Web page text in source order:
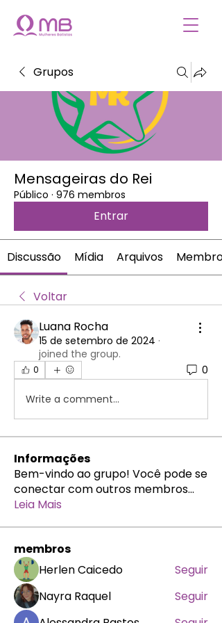
Grupos
Mensageiras do Rei
Público · 976 membros
Entrar
Discussão Mídia Arquivos Membros
Voltar
Luana Rocha
15 de setembro de 2024 ·
joined the group.
0 0
Write a comment...
Informações
Bem-vindo ao grupo! Você pode se
conectar com outros membros...
Leia Mais
membros
Herlen Caicedo
Seguir
Nayra Raquel
Seguir